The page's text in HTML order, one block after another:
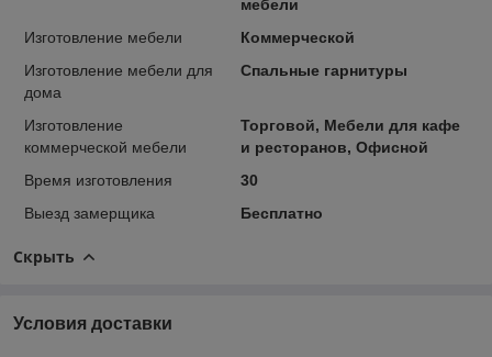
мебели
Изготовление мебели
Коммерческой
Изготовление мебели для
дома
Спальные гарнитуры
Изготовление
коммерческой мебели
Торговой, Мебели для кафе
и ресторанов, Офисной
Время изготовления
30
Выезд замерщика
Бесплатно
Скрыть
Условия доставки